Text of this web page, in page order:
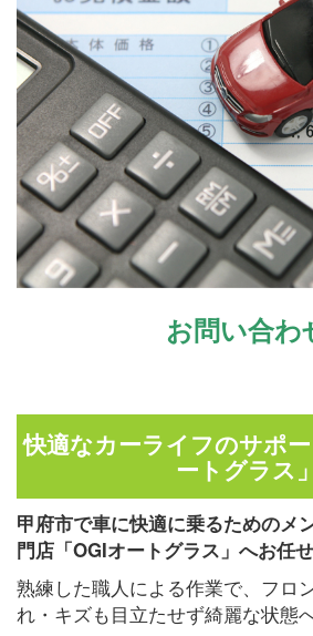
お問い合わ
快適なカーライフのサポ
ートグラス」
甲府市で車に快適に乗るためのメ
門店「OGIオートグラス」へお任せ
熟練した職人による作業で、フロ
れ・キズも目立たせず綺麗な状態